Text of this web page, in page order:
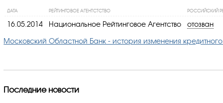
ДАТА РЕЙТИНГОВОЕ АГЕНТСТСТВО РОССИЙСКИЙ
16.05.2014 Национальное Рейтинговое Агентство
отозван
Московский Областной Банк - история изменения
Последние новости